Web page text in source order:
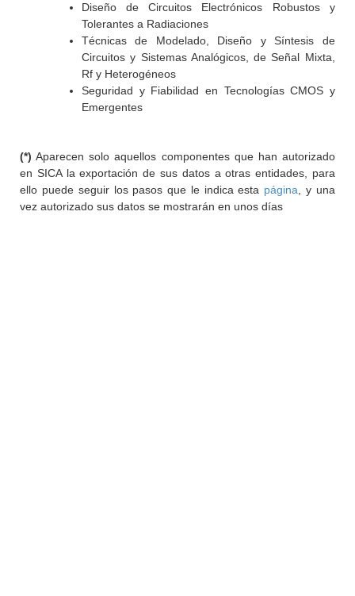
Diseño de Circuitos Electrónicos Robustos y
Tolerantes a Radiaciones
Técnicas de Modelado, Diseño y Síntesis de
Circuitos y Sistemas Analógicos, de Señal Mixta,
Rf y Heterogéneos
Seguridad y Fiabilidad en Tecnologías CMOS y
Emergentes
(*) Aparecen solo aquellos componentes que han autorizado
en SICA la exportación de sus datos a otras entidades, para
ello puede seguir los pasos que le indica esta página , y una
vez autorizado sus datos se mostrarán en unos días